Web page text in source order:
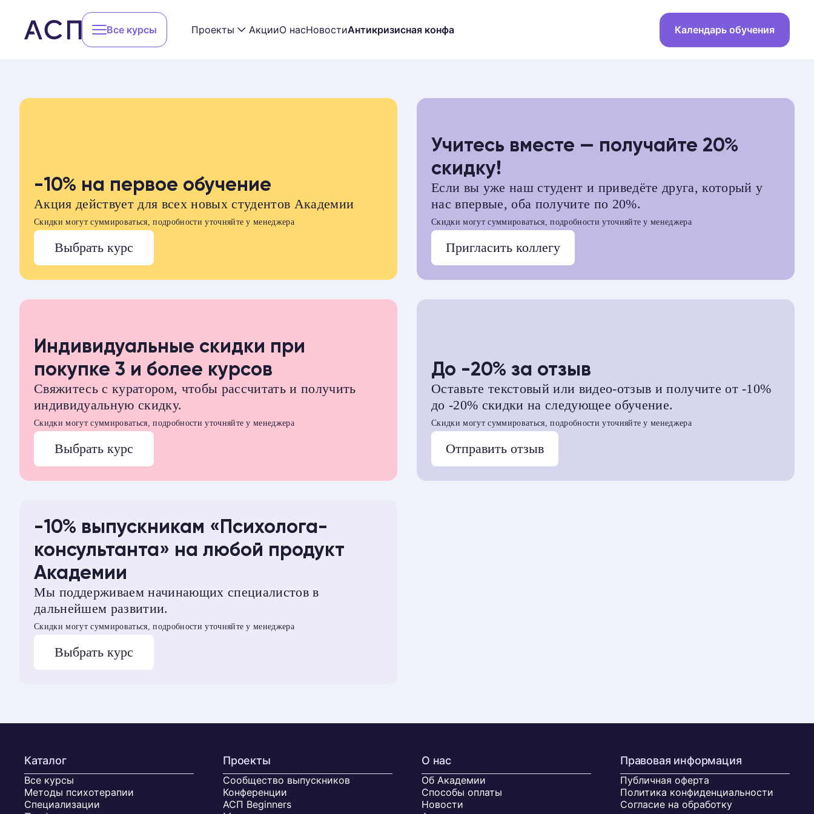
Все курсы
Вебинары
Учиться бесплатно
Скоро старт
ДПДГ-терапии
Проекты
Сообщество выпускников
Реферальная программа
Лекторий АСП
АкцииО насНовостиАнтикризисная конфа Календарь обучения
-10% на первое обучение
Акция действует для всех новых студентов Академии
Скидки могут суммироваться, подробности уточняйте у менеджера
Выбрать курс
Учитесь вместе — получайте 20%
скидку!
Если вы уже наш студент и приведёте друга, который у
нас впервые, оба получите по 20%.
Скидки могут суммироваться, подробности уточняйте у менеджера
Пригласить коллегу
Индивидуальные скидки при
покупке 3 и более курсов
Свяжитесь с куратором, чтобы рассчитать и получить
индивидуальную скидку.
Скидки могут суммироваться, подробности уточняйте у менеджера
Выбрать курс
До -20% за отзыв
Оставьте текстовый или видео-отзыв и получите от -10%
до -20% скидки на следующее обучение.
Скидки могут суммироваться, подробности уточняйте у менеджера
Отправить отзыв
-10% выпускникам «Психолога-
консультанта» на любой продукт
Академии
Мы поддерживаем начинающих специалистов в
дальнейшем развитии.
Скидки могут суммироваться, подробности уточняйте у менеджера
Выбрать курс
Каталог
Все курсы
Методы психотерапии
Специализации
Проекты
Сообщество выпускников
Конференции
АСП Beginners
О нас
Об Академии
Способы оплаты
Новости
Правовая информация
Публичная оферта
Политика конфиденциальности
Согласие на обработку